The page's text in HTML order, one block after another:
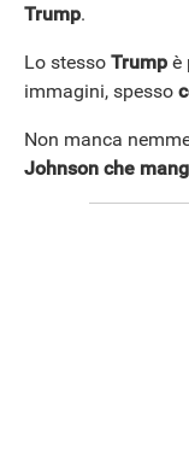
Trump.
Lo stesso Trump è
immagini, spesso
Non manca
Johnson che